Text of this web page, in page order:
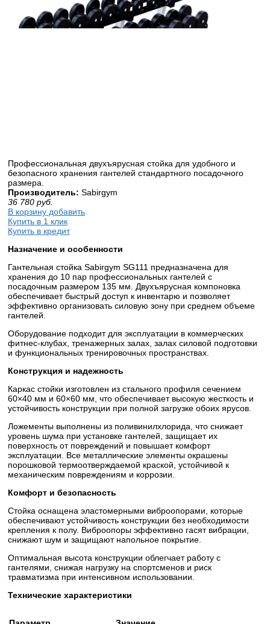
Профессиональная двухъярусная стойка для удобного и
безопасного хранения гантелей стандартного посадочного
размера.
Производитель: Sabirgym
36 780 руб.
В корзину добавить
Купить в 1 клик
Купить в кредит
Назначение и особенности
Гантельная стойка Sabirgym SG111 предназначена для
хранения до 10 пар профессиональных гантелей с
посадочным размером 135 мм. Двухъярусная компоновка
обеспечивает быстрый доступ к инвентарю и позволяет
эффективно организовать силовую зону при среднем объеме
гантелей.
Оборудование подходит для эксплуатации в коммерческих
фитнес-клубах, тренажерных залах, залах силовой подготовки
и функциональных тренировочных пространствах.
Конструкция и надежность
Каркас стойки изготовлен из стального профиля сечением
60×40 мм и 60×60 мм, что обеспечивает высокую жесткость и
устойчивость конструкции при полной загрузке обоих ярусов.
Ложементы выполнены из поливинилхлорида, что снижает
уровень шума при установке гантелей, защищает их
поверхность от повреждений и повышает комфорт
эксплуатации. Все металлические элементы окрашены
порошковой термоотверждаемой краской, устойчивой к
механическим повреждениям и коррозии.
Комфорт и безопасность
Стойка оснащена эластомерными виброопорами, которые
обеспечивают устойчивость конструкции без необходимости
крепления к полу. Виброопоры эффективно гасят вибрации,
снижают шум и защищают напольное покрытие.
Оптимальная высота конструкции облегчает работу с
гантелями, снижая нагрузку на спортсменов и риск
травматизма при интенсивном использовании.
Технические характеристики